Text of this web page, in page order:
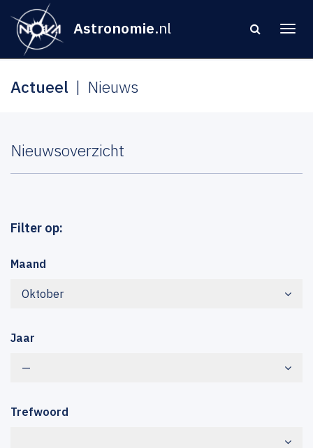
Astronomie.nl
Actueel Nieuws
Nieuwsoverzicht
Filter op:
Maand
Oktober
Jaar
—
Trefwoord